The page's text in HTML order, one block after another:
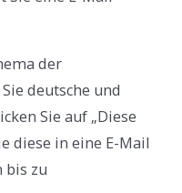
der
deutsche und
Sie auf „Diese
diese in eine E-Mail
bis zu